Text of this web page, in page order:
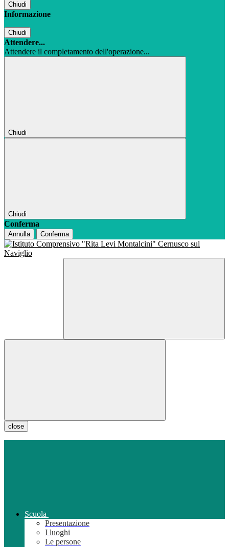
Chiudi
Informazione
Chiudi
Attendere...
Attendere il completamento dell'operazione...
Chiudi
Chiudi
Conferma
Annulla Conferma
close
Scuola
Presentazione
I luoghi
Le persone